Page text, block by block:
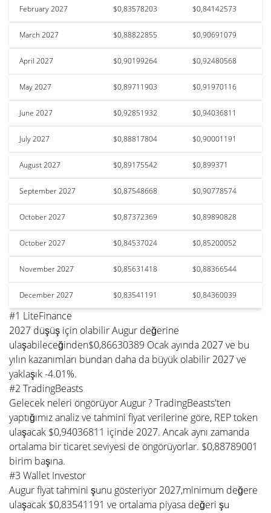
February 2027 $0,83578203 $0,84142573
March 2027 $0,88822855 $0,90691079
April 2027 $0,90199264 $0,92480568
May 2027 $0,89711903 $0,91970116
June 2027 $0,92851932 $0,94036811
July 2027 $0,88817804 $0,90001191
August 2027 $0,89175542 $0,899371
September 2027 $0,87548668 $0,90778574
October 2027 $0,87372369 $0,89890828
October 2027 $0,84537024 $0,85200052
November 2027 $0,85631418 $0,88366544
December 2027 $0,83541191 $0,84360039
#1 LiteFinance
2027 düşüş için olabilir Augur değerine
ulaşabileceğinden$0,86630389 Ocak ayında 2027 ve bu
yılın kazanımları bundan daha da büyük olabilir 2027 ve
yaklaşık -4.01%.
#2 TradingBeasts
Gelecek neleri öngörüyor Augur ? TradingBeasts'ten
yaptığımız analiz ve tahmini fiyat verilerine göre, REP token
ulaşacak $0,94036811 içinde 2027. Ancak aynı zamanda
ortalama bir ticaret seviyesi de öngörüyorlar. $0,88789001
birim başına.
#3 Wallet Investor
Augur fiyat tahmini şunu gösteriyor 2027,minimum değere
ulaşacak $0,83541191 ve ortalama piyasa değeri şu